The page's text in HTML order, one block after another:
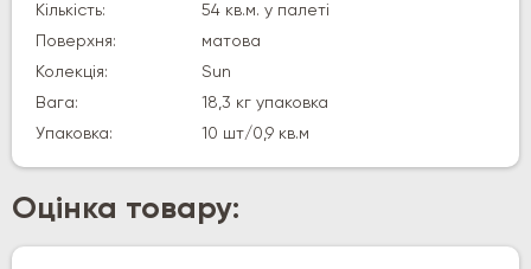
Кількість:
54 кв.м. у палеті
Поверхня:
матова
Колекція:
Sun
Вага:
18,3 кг упаковка
Упаковка:
10 шт/0,9 кв.м
Оцінка товару: